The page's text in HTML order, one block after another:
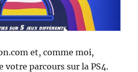
et, comme moi,
votre parcours sur la PS4.